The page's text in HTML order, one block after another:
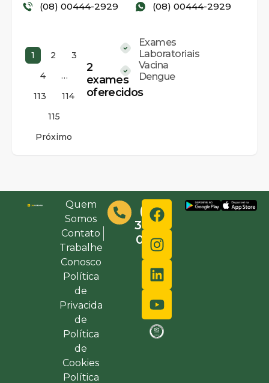
(08) 00444-2929 (08) 00444-2929
1 2
3
4
…
113
114
115
Próximo
2
exames
oferecidos
Exames
Laboratoriais
Vacina
Dengue
Quem
Somos
Contato
Trabalhe
Conosco
Política
de
Privacida
de
Política
de
Cookies
Política
(48)
3632-
0000